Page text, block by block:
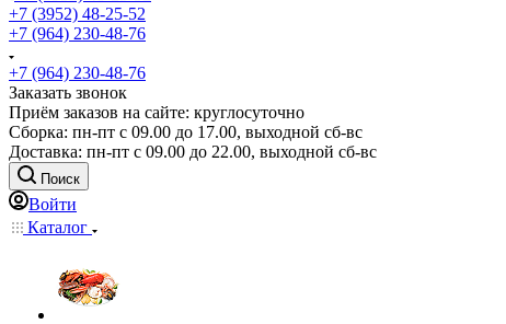
+7 (3952) 48-25-52
+7 (964) 230-48-76
+7 (964) 230-48-76
Заказать звонок
Приём заказов на сайте: круглосуточно
Сборка: пн-пт с 09.00 до 17.00, выходной сб-вс
Доставка: пн-пт с 09.00 до 22.00, выходной сб-вс
Поиск
Войти
Каталог